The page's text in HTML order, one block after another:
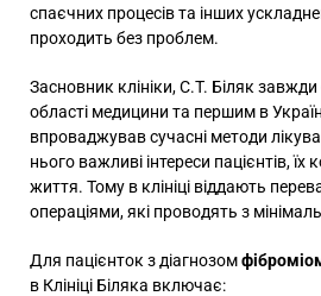
спаєчних процесів та інших
проходить без проблем.
Засновник клініки, С.Т. Біляк
області медицини та першим в
впроваджував сучасні методи
нього важливі інтереси пацієнтів, їх
життя. Тому в клініці віддають
операціями, які проводять з
Для пацієнток з діагнозом
в Клініці Біляка включає: